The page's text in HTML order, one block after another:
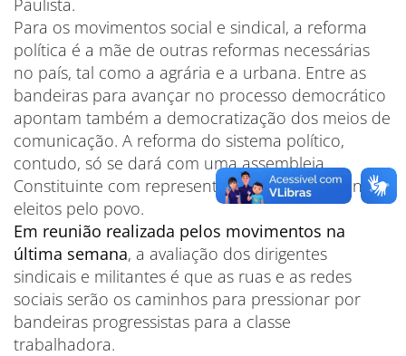
Paulista.
Para os movimentos social e sindical, a reforma
política é a mãe de outras reformas necessárias
no país, tal como a agrária e a urbana. Entre as
bandeiras para avançar no processo democrático
apontam também a democratização dos meios de
comunicação. A reforma do sistema político,
contudo, só se dará com uma assembleia
Constituinte com representantes exclusivamente
eleitos pelo povo.
Em reunião realizada pelos movimentos na
última semana, a avaliação dos dirigentes
sindicais e militantes é que as ruas e as redes
sociais serão os caminhos para pressionar por
bandeiras progressistas para a classe
trabalhadora.